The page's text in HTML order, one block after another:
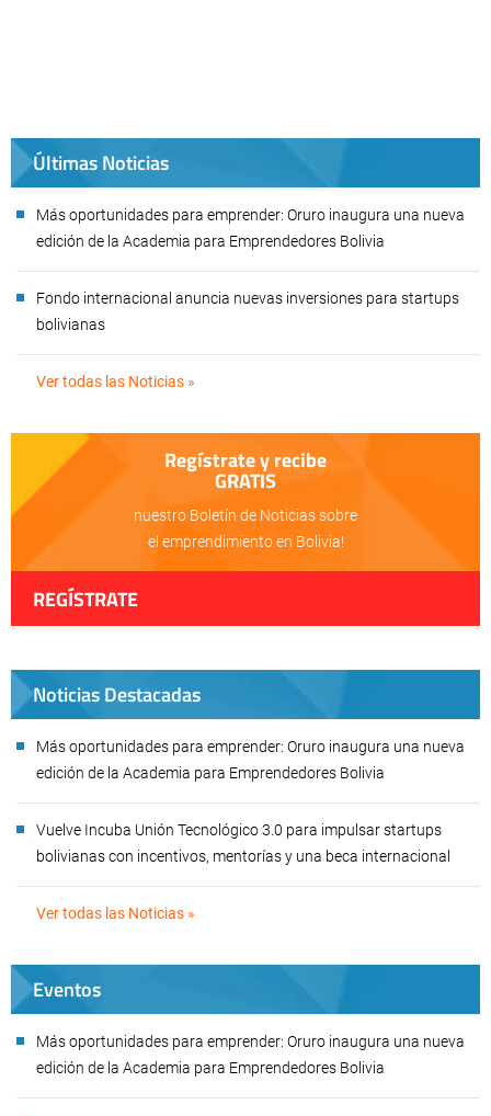
Últimas Noticias
Más oportunidades para emprender: Oruro inaugura una nueva
edición de la Academia para Emprendedores Bolivia
Fondo internacional anuncia nuevas inversiones para startups
bolivianas
Ver todas las Noticias »
Regístrate y recibe
GRATIS
nuestro Boletín de Noticias sobre
el emprendimiento en Bolivia!
REGÍSTRATE
Noticias Destacadas
Más oportunidades para emprender: Oruro inaugura una nueva
edición de la Academia para Emprendedores Bolivia
Vuelve Incuba Unión Tecnológico 3.0 para impulsar startups
bolivianas con incentivos, mentorías y una beca internacional
Ver todas las Noticias »
Eventos
Más oportunidades para emprender: Oruro inaugura una nueva
edición de la Academia para Emprendedores Bolivia